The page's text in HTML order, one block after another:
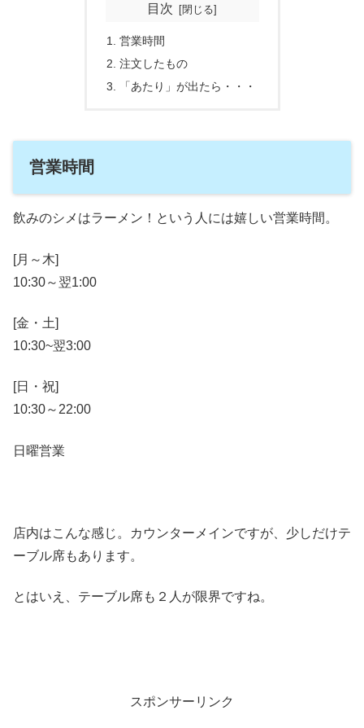
目次
営業時間
注文したもの
「あたり」が出たら・・・
営業時間
飲みのシメはラーメン！という人には嬉しい営業時間。
[月～木]
10:30～翌1:00
[金・土]
10:30~翌3:00
[日・祝]
10:30～22:00
日曜営業
店内はこんな感じ。カウンターメインですが、少しだけテ
ーブル席もあります。
とはいえ、テーブル席も２人が限界ですね。
スポンサーリンク